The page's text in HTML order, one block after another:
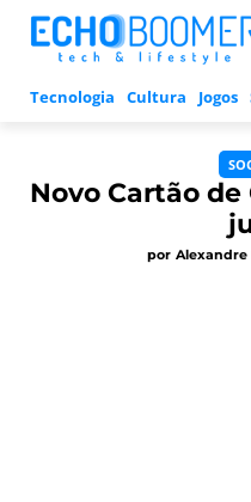
Tecnologia Cultura Jogos
Novo Cartão
por Alexandre